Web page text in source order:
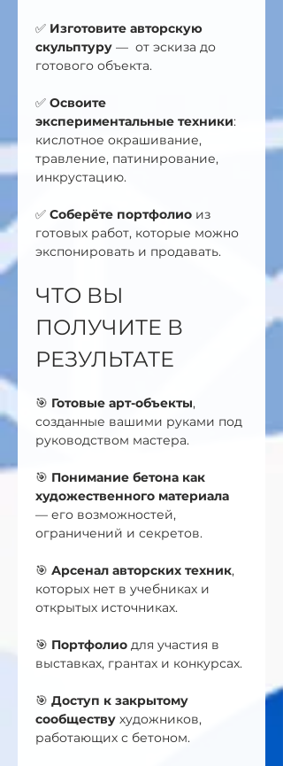
✅ Изготовите авторскую
скульптуру —  от эскиза до
готового объекта.
✅ Освоите
экспериментальные техники:
кислотное окрашивание,
травление, патинирование,
инкрустацию.
✅ Соберёте портфолио из
готовых работ, которые можно
экспонировать и продавать.
ЧТО ВЫ
ПОЛУЧИТЕ В
РЕЗУЛЬТАТЕ
🎯 Готовые арт-объекты,
созданные вашими руками под
руководством мастера.
🎯 Понимание бетона как
художественного материала
— его возможностей,
ограничений и секретов.
🎯 Арсенал авторских техник,
которых нет в учебниках и
открытых источниках.
🎯 Портфолио для участия в
выставках, грантах и конкурсах.
🎯 Доступ к закрытому
сообществу художников,
работающих с бетоном.